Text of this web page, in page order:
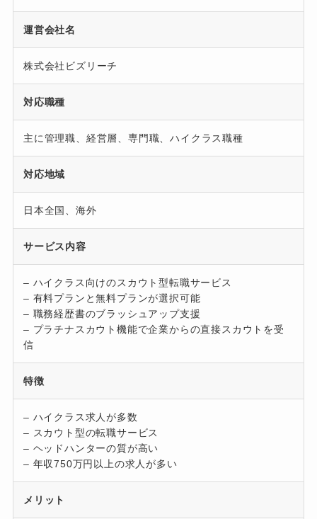
運営会社名
株式会社ビズリーチ
対応職種
主に管理職、経営層、専門職、ハイクラス職種
対応地域
日本全国、海外
サービス内容
– ハイクラス向けのスカウト型転職サービス
– 有料プランと無料プランが選択可能
– 職務経歴書のブラッシュアップ支援
– プラチナスカウト機能で企業からの直接スカウトを受
信
特徴
– ハイクラス求人が多数
– スカウト型の転職サービス
– ヘッドハンターの質が高い
– 年収750万円以上の求人が多い
メリット